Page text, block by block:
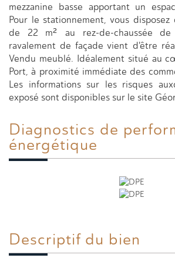
mezzanine basse apportant un
Pour le stationnement, vous
de 22 m² au rez-de-chaussée
ravalement de façade vient d'être
Vendu meublé. Idéalement situé au
Port, à proximité immédiate des
Les informations sur les risques
exposé sont disponibles sur le site
Diagnostics de
énergétique
Descriptif du bien